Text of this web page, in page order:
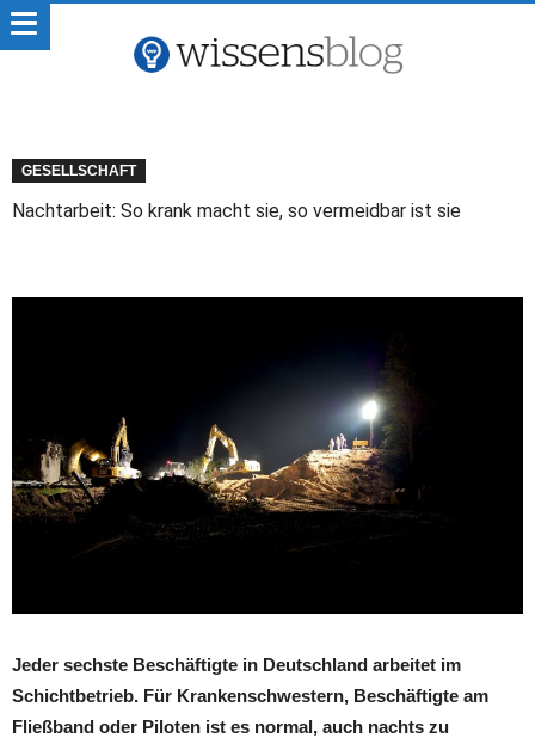
GESELLSCHAFT
Nachtarbeit: So krank macht sie, so vermeidbar ist sie
Jeder sechste Beschäftigte in Deutschland arbeitet im
Schichtbetrieb. Für Krankenschwestern, Beschäftigte am
Fließband oder Piloten ist es normal, auch nachts zu